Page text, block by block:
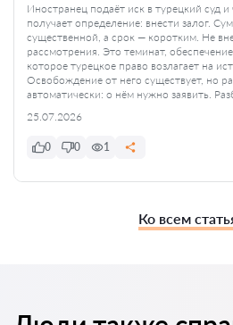
Иностранец подаёт иск в турецкий суд и
получает определение: внести залог.
существенной, а срок — коротким. Не
рассмотрения. Это теминат,
которое турецкое право возлагает на
Освобождение от него существует, но
автоматически: о нём нужно заявить.
25.07.2026
0 0 1
Ко всем